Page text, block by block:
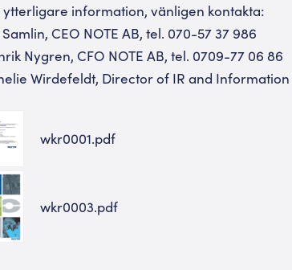
ytterligare information, vänligen kontakta:
CEO NOTE AB, tel. 070-57 37 986
Nygren, CFO NOTE AB, tel. 0709-77 06 86
Wirdefeldt, Director of IR and Information
wkr0001.pdf
wkr0003.pdf